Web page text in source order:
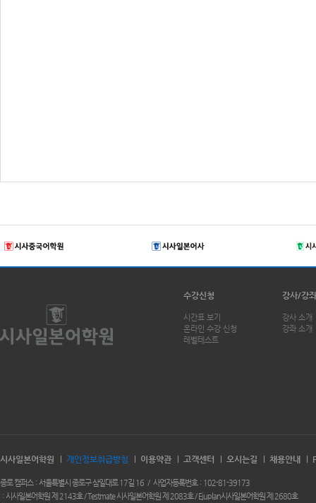
수강신청
시간표 보기
온라인 수강 신청
레벨테스트
강사/강좌
강사 소개
강좌 소개
시사일본어학원 개인정보취급방침 이용약관 고객센터 오시는길 채용안내
종로 캠퍼스 서울특별시 종로구 삼일대로 17길 16 사업자등록번호
102-81-39173
시사일본어학원 제 2143호 / Testmate 시사일본어학원 제 2083호 / Ejuplan시사일본어학원 제 2680호